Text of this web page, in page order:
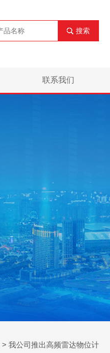
搜索
联系我们
> 我公司推出高频雷达物位计